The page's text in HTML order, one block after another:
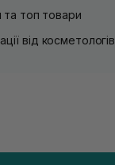
та топ товари
від косметологів